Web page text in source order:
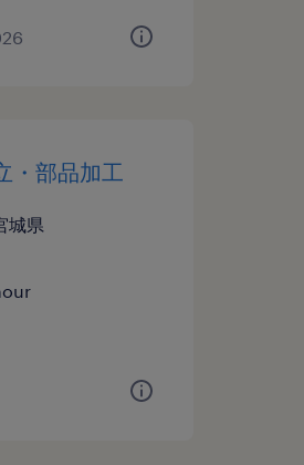
・部品加工
城県